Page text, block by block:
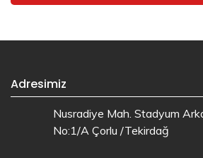
Adresimiz
Nusradiye Mah. Stadyum
No:1/A Çorlu /Tekirdağ